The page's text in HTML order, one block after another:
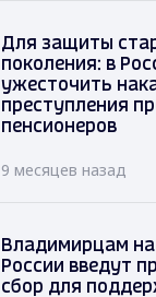
Для защиты
поколения: в
ужесточить
преступления
пенсионеров
9 месяцев назад
Владимирцам на
России введут
сбор для